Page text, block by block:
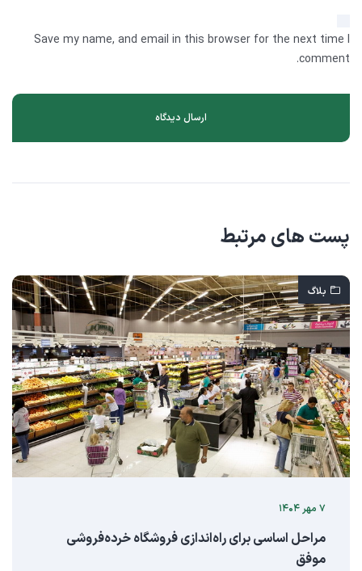
Save my name, and email in this browser for the next time I
comment.
پست های مرتبط
بلاگ
۷ مهر ۱۴۰۴
مراحل اساسی برای راه‌اندازی فروشگاه خرده‌فروشی
موفق